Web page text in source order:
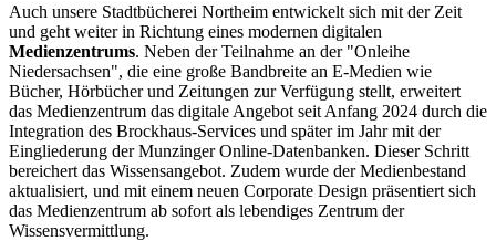
Auch unsere Stadtbücherei Northeim entwickelt sich mit der Zeit
und geht weiter in Richtung eines modernen digitalen
Medienzentrums. Neben der Teilnahme an der "Onleihe
Niedersachsen", die eine große Bandbreite an E-Medien wie
Bücher, Hörbücher und Zeitungen zur Verfügung stellt, erweitert
das Medienzentrum das digitale Angebot seit Anfang 2024 durch die
Integration des Brockhaus-Services und später im Jahr mit der
Eingliederung der Munzinger Online-Datenbanken. Dieser Schritt
bereichert das Wissensangebot. Zudem wurde der Medienbestand
aktualisiert, und mit einem neuen Corporate Design präsentiert sich
das Medienzentrum ab sofort als lebendiges Zentrum der
Wissensvermittlung.